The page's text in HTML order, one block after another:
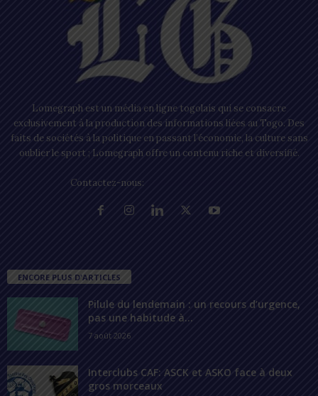
Lomegraph est un média en ligne togolais qui se consacre
exclusivement à la production des informations liées au Togo. Des
faits de sociétés à la politique en passant l’économie, la culture sans
oublier le sport ; Lomegraph offre un contenu riche et diversifié.
Contactez-nous:
ENCORE PLUS D'ARTICLES
Pilule du lendemain : un recours d’urgence,
pas une habitude à...
7 août 2026
Interclubs CAF: ASCK et ASKO face à deux
gros morceaux